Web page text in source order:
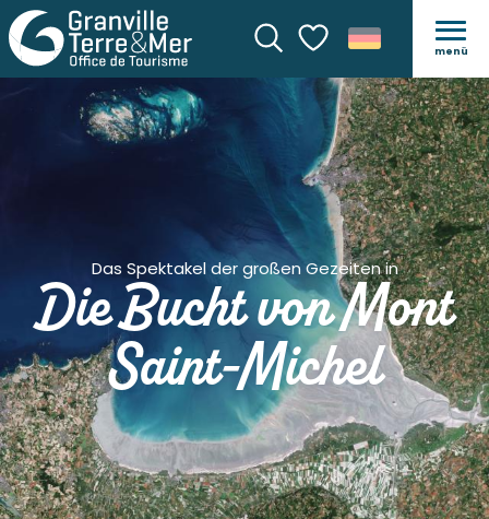
SucheVoir les favoris
menü
Das Spektakel der großen Gezeiten in
Die Bucht von Mont
Saint-Michel